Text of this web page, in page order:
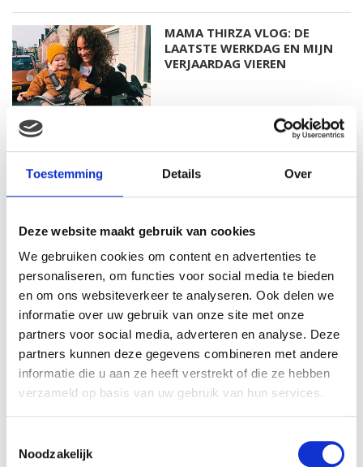
Toestemming Details Over
Deze website maakt gebruik van cookies
We gebruiken cookies om content en advertenties te
personaliseren, om functies voor social media te bieden
en om ons websiteverkeer te analyseren. Ook delen we
informatie over uw gebruik van onze site met onze
partners voor social media, adverteren en analyse. Deze
partners kunnen deze gegevens combineren met andere
informatie die u aan ze heeft verstrekt of die ze hebben
verzameld op basis van uw gebruik van hun services.
Noodzakelijk
MAMA THIRZA VLOG: DE
LAATSTE WERKDAG EN MIJN
VERJAARDAG VIEREN
MAMA THIRZA VLOG: HET IS
FEEST, WANT REBEL IS JARIG!
MAMA THIRZA VLOG: OP
VAKANTIE & TWEE ZIEKE
KINDEREN
MAMA CARMEN VLOG:
SCHOLEN ZIJN WEER
BEGONNEN & TANDEN BLEKEN